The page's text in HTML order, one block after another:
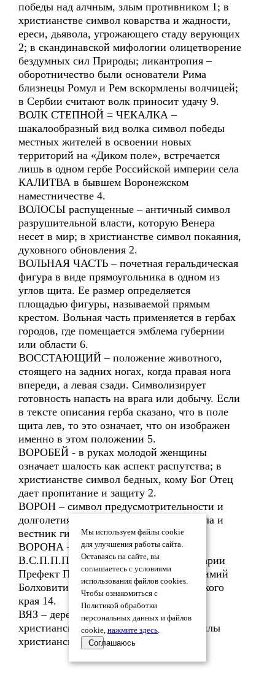
победы над алчным, злым противником 1; в
христианстве символ коварства и жадности,
ереси, дьявола, угрожающего стаду верующих
2; в скандинавской мифологии олицетворение
бездумных сил Природы; ликантропия –
оборотничество были основатели Рима
близнецы Ромул и Рем вскормлены волчицей;
в Сербии считают волк приносит удачу 9.
ВОЛК СТЕПНОЙ = ЧЕКАЛКА –
шакалообразный вид волка символ победы
местных жителей в освоении новых
территорий на «Диком поле», встречается
лишь в одном гербе Российской империи села
КАЛИТВА в бывшем Воронежском
наместничестве 4.
ВОЛОСЫ распущенные – античный символ
разрушительной власти, которую Венера
несет в мир; в христианстве символ покаяния,
духовного обновления 2.
ВОЛЬНАЯ ЧАСТЬ – почетная геральдическая
фигура в виде прямоугольника в одном из
углов щита. Ее размер определяется
площадью фигуры, называемой прямым
крестом. Вольная часть применяется в гербах
городов, где помещается эмблема губернии
или области 6.
ВОССТАЮЩИЙ – положение животного,
стоящего на задних ногах, когда правая нога
впереди, а левая сзади. Символизирует
готовность напасть на врага или добычу. Если
в тексте описания герба сказано, что в поле
щита лев, то это означает, что он изображен
именно в этом положении 5.
ВОРОБЕЙ - в руках молодой женщины
означает шалость как аспект распутства; в
христианстве символ бедных, кому Бог Отец
дает пропитание и защиту 2.
ВОРОН – символ предусмотрительности и
долголетия 1; в христианстве символ зла и
вестник гибели 2.
ВОРОНА – символ одиночества 2.
В.С.П.П.П.Е.Б. – Воронежский Семинарии
Префект Павловский Протоиерей Евфимий
Болховитин первый историк воронежского
края 14.
ВЯЗ – дерево символ величия жизни;
христианский символ постоянства и силы
христианской веры 2.
Мы используем файлы cookie
для улучшения работы сайта.
Оставаясь на сайте, вы
соглашаетесь с условиями
использования файлов cookies.
Чтобы ознакомиться с
Политикой обработки
персональных данных и файлов
cookie, нажмите здесь.
Соглашаюсь